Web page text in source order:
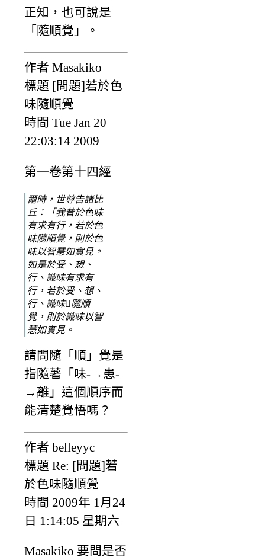
正知，也可說是
「隨順覺」。
作者 Masakiko
標題 [問題]若於色
味隨順覺
時間 Tue Jan 20
22:03:14 2009
第一卷第十四經
爾時，世尊告諸比
丘：「我昔於色味
有求有行，若於色
味隨順覺，則於色
味以智慧如實見。
如是於受、想、
行、識味有求有
行，若於受、想、
行、識味隨順
覺，則於識味以智
慧如實見。
請問隨「順」覺是
指隨著「味-→患-
→離」這個順序而
能清楚覺悟嗎？
作者 belleyyc
標題 Re: [問題]若
於色味隨順覺
時間 2009年 1月24
日 1:14:05 星期六
Masakiko 要問是否